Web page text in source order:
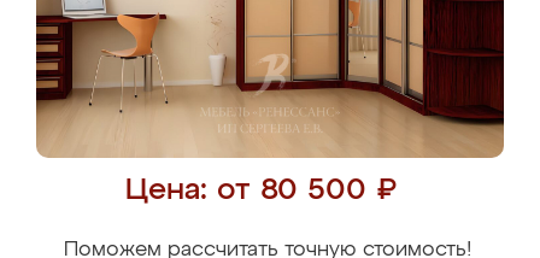
Цена: от 80 500 ₽
Поможем рассчитать точную стоимость!